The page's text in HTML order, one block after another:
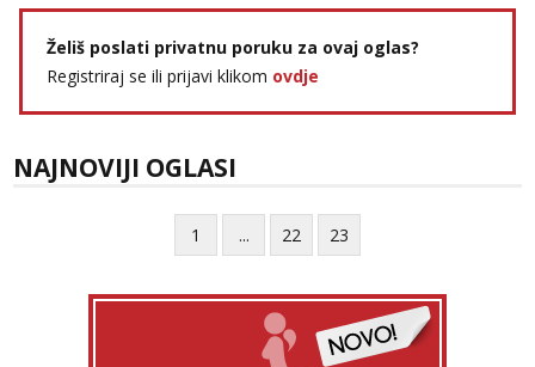
Želiš poslati privatnu poruku za ovaj oglas?
Registriraj se ili prijavi klikom ovdje
NAJNOVIJI OGLASI
1 ... 22 23